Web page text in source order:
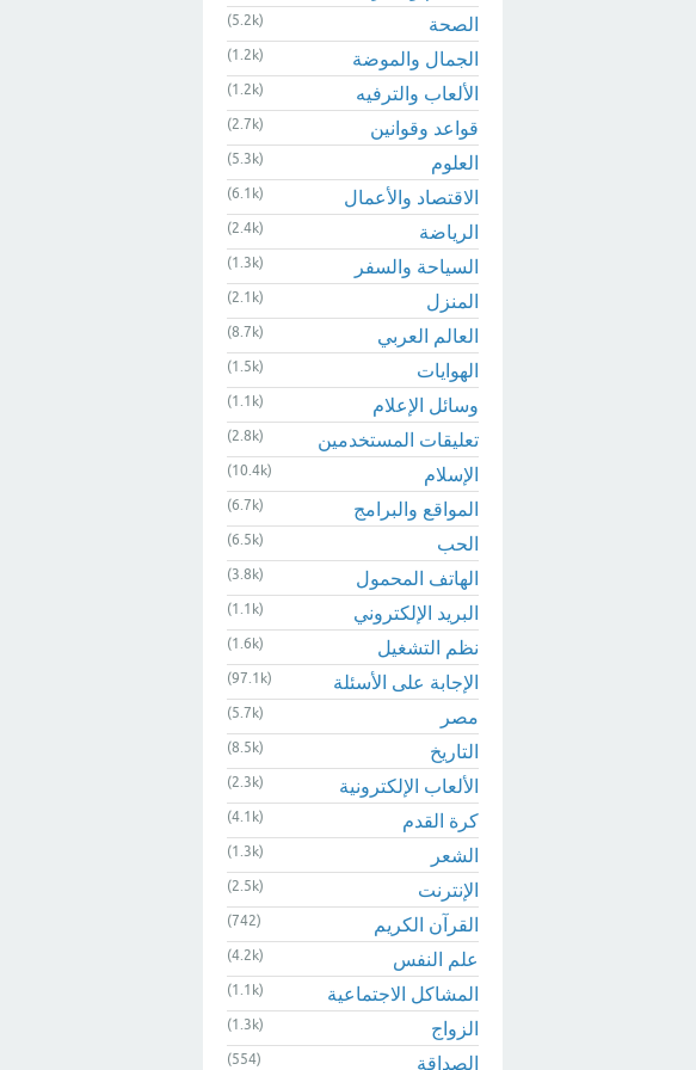
الصحة (5.2k)
الجمال والموضة (1.2k)
الألعاب والترفيه (1.2k)
قواعد وقوانين (2.7k)
العلوم (5.3k)
الاقتصاد والأعمال (6.1k)
الرياضة (2.4k)
السياحة والسفر (1.3k)
المنزل (2.1k)
العالم العربي (8.7k)
الهوايات (1.5k)
وسائل الإعلام (1.1k)
تعليقات المستخدمين (2.8k)
الإسلام (10.4k)
المواقع والبرامج (6.7k)
الحب (6.5k)
الهاتف المحمول (3.8k)
البريد الإلكتروني (1.1k)
نظم التشغيل (1.6k)
الإجابة على الأسئلة (97.1k)
مصر (5.7k)
التاريخ (8.5k)
الألعاب الإلكترونية (2.3k)
كرة القدم (4.1k)
الشعر (1.3k)
الإنترنت (2.5k)
القرآن الكريم (742)
علم النفس (4.2k)
المشاكل الاجتماعية (1.1k)
الزواج (1.3k)
الصداقة (554)